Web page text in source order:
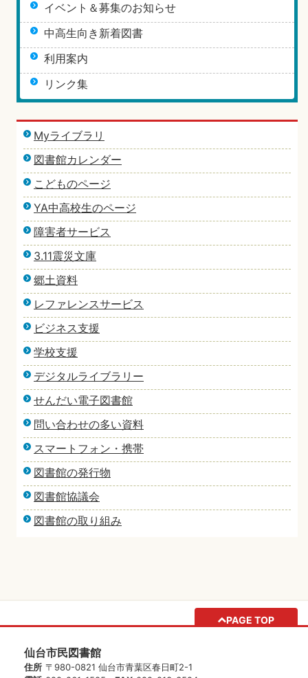
イベント＆募集のお知らせ
中高生向き新着図書
利用案内
リンク集
Myライブラリ
図書館カレンダー
こどものページ
YA中高校生のページ
障害者サービス
3.11震災文庫
郷土資料
レファレンスサービス
ビジネス支援
学校支援
デジタルライブラリー
せんだい電子図書館
問い合わせの多い資料
スマートフォン・携帯
図書館の発行物
図書館協議会
図書館の取り組み
PAGE TOP
仙台市民図書館
住所 〒980-0821 仙台市青葉区春日町2-1